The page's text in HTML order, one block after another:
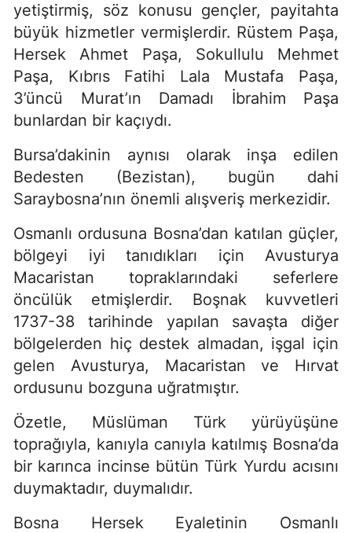
yetiştirmiş, söz konusu gençler, payitahta
büyük hizmetler vermişlerdir. Rüstem Paşa,
Hersek Ahmet Paşa, Sokullulu Mehmet
Paşa, Kıbrıs Fatihi Lala Mustafa Paşa,
3’üncü Murat’ın Damadı İbrahim Paşa
bunlardan bir kaçıydı.
Bursa’dakinin aynısı olarak inşa edilen
Bedesten (Bezistan), bugün dahi
Saraybosna’nın önemli alışveriş merkezidir.
Osmanlı ordusuna Bosna’dan katılan güçler,
bölgeyi iyi tanıdıkları için Avusturya
Macaristan topraklarındaki seferlere
öncülük etmişlerdir. Boşnak kuvvetleri
1737-38 tarihinde yapılan savaşta diğer
bölgelerden hiç destek almadan, işgal için
gelen Avusturya, Macaristan ve Hırvat
ordusunu bozguna uğratmıştır.
Özetle, Müslüman Türk yürüyüşüne
toprağıyla, kanıyla canıyla katılmış Bosna’da
bir karınca incinse bütün Türk Yurdu acısını
duymaktadır, duymalıdır.
Bosna Hersek Eyaletinin Osmanlı